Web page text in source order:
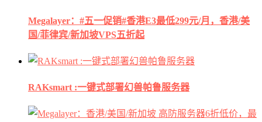
Megalayer：#五一促销#香港E3最低299元/月，香港/美
国/菲律宾/新加坡VPS五折起
RAKsmart :一键式部署幻兽帕鲁服务器